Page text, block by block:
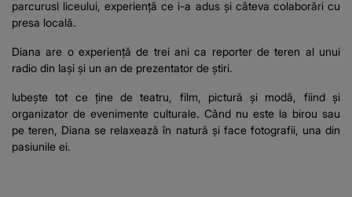
parcurusl liceului, experiență ce i-a adus și câteva colaborări cu
presa locală.
Diana are o experiență de trei ani ca reporter de teren al unui
radio din Iași și un an de prezentator de știri.
Iubește tot ce ține de teatru, film, pictură și modă, fiind și
organizator de evenimente culturale. Când nu este la birou sau
pe teren, Diana se relaxează în natură și face fotografii, una din
pasiunile ei.